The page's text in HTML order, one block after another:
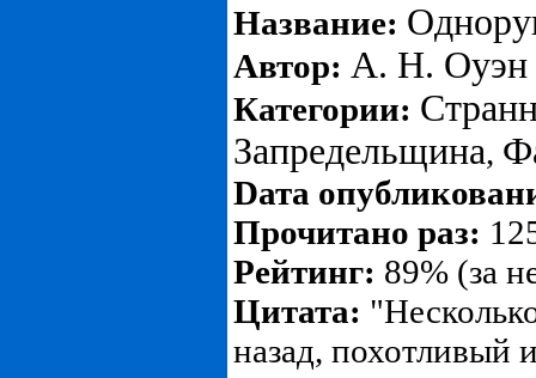
Название:
Автор: А. Н. Оуэн
Категории:
Запредельщина,
Dата
Прочитано раз:
Рейтинг: 89% (за
Цитата:
назад, похотливый